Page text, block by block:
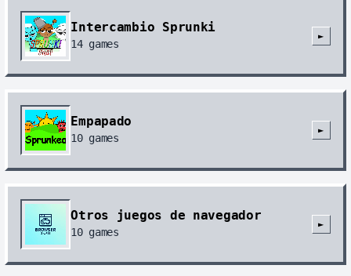
Intercambio Sprunki
14games
►
Empapado
10games
►
Otros juegos de navegador
10games
►